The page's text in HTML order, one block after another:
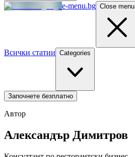
e-menu.bg Close menu
Всички статии Categories
Започнете безплатно
Автор
Александър Димитров